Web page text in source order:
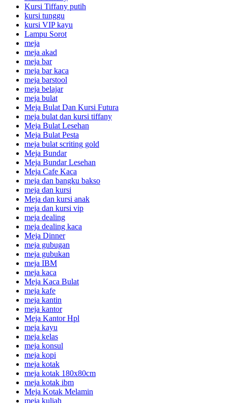
Kursi Tiffany putih
kursi tunggu
kursi VIP kayu
Lampu Sorot
meja
meja akad
meja bar
meja bar kaca
meja barstool
meja belajar
meja bulat
Meja Bulat Dan Kursi Futura
meja bulat dan kursi tiffany
Meja Bulat Lesehan
Meja Bulat Pesta
meja bulat scriting gold
Meja Bundar
Meja Bundar Lesehan
Meja Cafe Kaca
meja dan bangku bakso
meja dan kursi
Meja dan kursi anak
meja dan kursi vip
meja dealing
meja dealing kaca
Meja Dinner
meja gubugan
meja gubukan
meja IBM
meja kaca
Meja Kaca Bulat
meja kafe
meja kantin
meja kantor
Meja Kantor Hpl
meja kayu
meja kelas
meja konsul
meja kopi
meja kotak
meja kotak 180x80cm
meja kotak ibm
Meja Kotak Melamin
meja kuliah